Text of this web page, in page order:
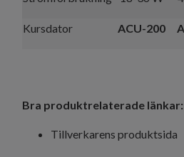
Kursdator ACU-200
Bra produktrelaterade länkar:
Tillverkarens produktsida